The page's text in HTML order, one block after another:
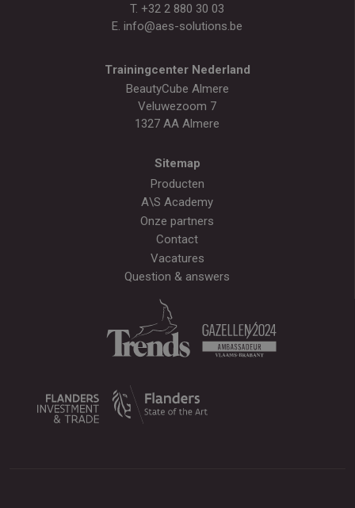
T. +32 2 880 30 03
E. info@aes-solutions.be
Trainingcenter Nederland
BeautyCube Almere
Veluwezoom 7
1327 AA Almere
Sitemap
Producten
A\S Academy
Onze partners
Contact
Vacatures
Question & answers